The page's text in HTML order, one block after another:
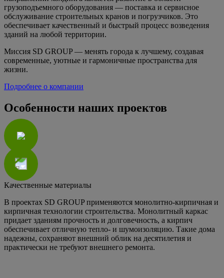
грузоподъемного оборудования — поставка и сервисное
обслуживание строительных кранов и погрузчиков. Это
обеспечивает качественный и быстрый процесс возведения
зданий на любой территории.
Миссия SD GROUP — менять города к лучшему, создавая
современные, уютные и гармоничные пространства для
жизни.
Подробнее о компании
Особенности наших проектов
Качественные материалы
В проектах SD GROUP применяются монолитно-кирпичная и
кирпичная технологии строительства. Монолитный каркас
придает зданиям прочность и долговечность, а кирпич
обеспечивает отличную тепло- и шумоизоляцию. Такие дома
надежны, сохраняют внешний облик на десятилетия и
практически не требуют внешнего ремонта.